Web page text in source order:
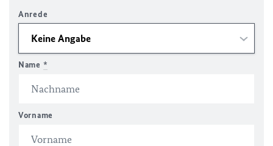
Anrede
Name *
Vorname